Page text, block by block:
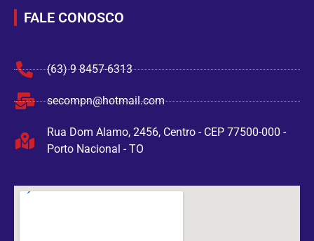
FALE CONOSCO
(63) 9 8457-6313
secompn@hotmail.com
Rua Dom Alamo, 2456, Centro - CEP 77500-000 -
Porto Nacional - TO